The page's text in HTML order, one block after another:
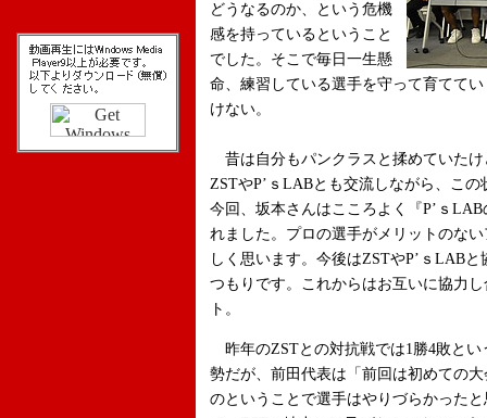
どうなるのか、という危機
感を持っているということ
でした。そこで毎日一生懸
命、練習している選手を守って育てて
けない。
昔は自分もパンクラスと揉めていた
ZSTやP’ｓLABとも交流しながら、こ
今回、坂本さんはこころよく『P’ｓ
れました。プロの選手がメリットのな
しく思います。今後はZSTやP’ｓLAB
つもりです。これからはお互いに協力
ト。
昨年のZSTとの対抗戦では1勝4敗と
勢だが、前田代表は「前回は初めての
のということで選手はやりづらかった